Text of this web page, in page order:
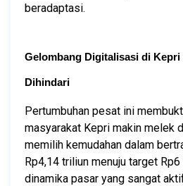
beradaptasi.
Gelombang Digitalisasi di Kepri
Dihindari
Pertumbuhan pesat ini
masyarakat Kepri makin melek
memilih kemudahan dalam
Rp4,14 triliun menuju target
dinamika pasar yang sangat